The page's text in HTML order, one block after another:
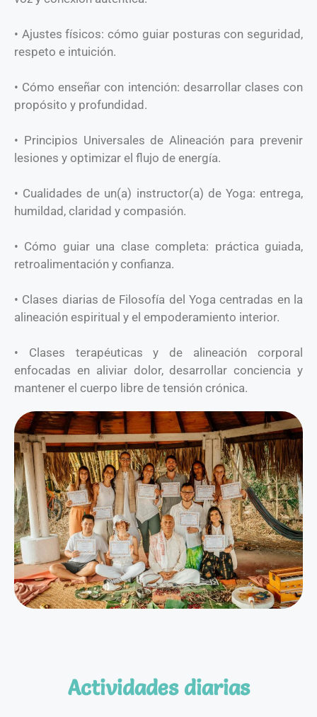
• Ajustes físicos: cómo guiar posturas con seguridad,
respeto e intuición.
• Cómo enseñar con intención: desarrollar clases con
propósito y profundidad.
• Principios Universales de Alineación para prevenir
lesiones y optimizar el flujo de energía.
• Cualidades de un(a) instructor(a) de Yoga: entrega,
humildad, claridad y compasión.
• Cómo guiar una clase completa: práctica guiada,
retroalimentación y confianza.
• Clases diarias de Filosofía del Yoga centradas en la
alineación espiritual y el empoderamiento interior.
• Clases terapéuticas y de alineación corporal
enfocadas en aliviar dolor, desarrollar conciencia y
mantener el cuerpo libre de tensión crónica.
Actividades diarias